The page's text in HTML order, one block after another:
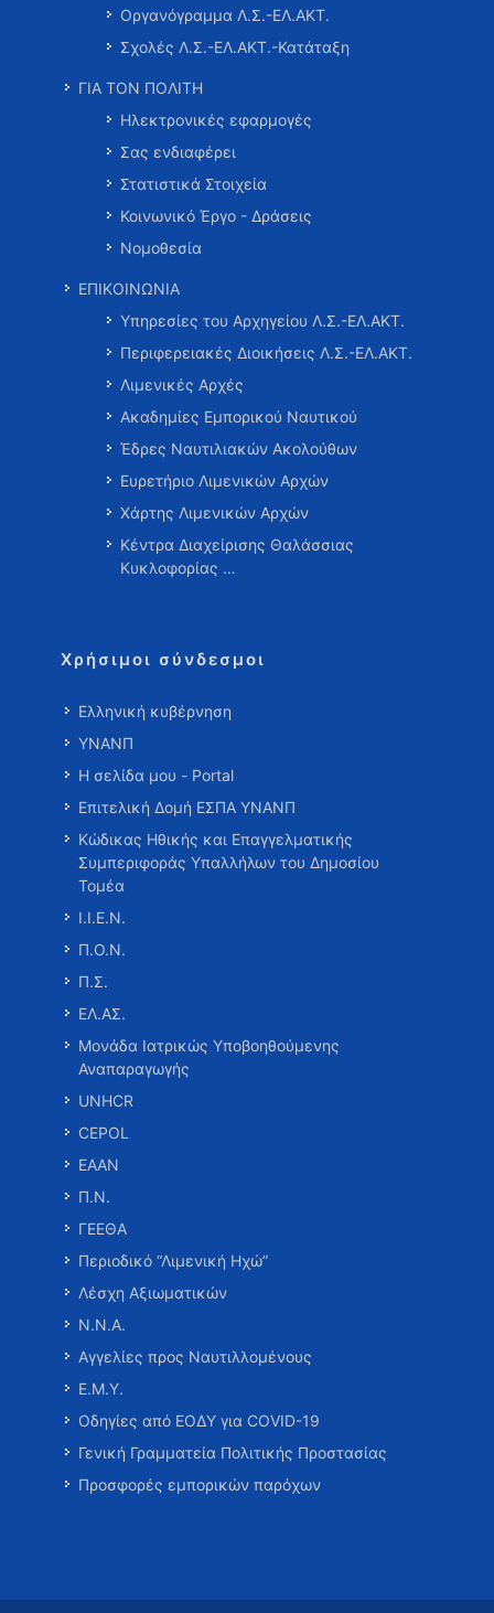
Οργανόγραμμα Λ.Σ.-ΕΛ.ΑΚΤ.
Σχολές Λ.Σ.-ΕΛ.ΑΚΤ.-Κατάταξη
ΓΙΑ ΤΟΝ ΠΟΛΙΤΗ
Ηλεκτρονικές εφαρμογές
Σας ενδιαφέρει
Στατιστικά Στοιχεία
Κοινωνικό Έργο - Δράσεις
Νομοθεσία
ΕΠΙΚΟΙΝΩΝΙΑ
Υπηρεσίες του Αρχηγείου Λ.Σ.-ΕΛ.ΑΚΤ.
Περιφερειακές Διοικήσεις Λ.Σ.-ΕΛ.ΑΚΤ.
Λιμενικές Αρχές
Ακαδημίες Εμπορικού Ναυτικού
Έδρες Ναυτιλιακών Ακολούθων
Ευρετήριο Λιμενικών Αρχών
Χάρτης Λιμενικών Αρχών
Κέντρα Διαχείρισης Θαλάσσιας
Κυκλοφορίας …
Χρήσιμοι σύνδεσμοι
Ελληνική κυβέρνηση
ΥΝΑΝΠ
Η σελίδα μου - Portal
Επιτελική Δομή ΕΣΠΑ ΥΝΑΝΠ
Κώδικας Ηθικής και Επαγγελματικής
Συμπεριφοράς Υπαλλήλων του Δημοσίου
Τομέα
Ι.Ι.Ε.Ν.
Π.Ο.Ν.
Π.Σ.
ΕΛ.ΑΣ.
Μονάδα Ιατρικώς Υποβοηθούμενης
Αναπαραγωγής
UNHCR
CEPOL
ΕΑΑΝ
Π.Ν.
ΓΕΕΘΑ
Περιοδικό “Λιμενική Ηχώ”
Λέσχη Αξιωματικών
Ν.Ν.Α.
Αγγελίες προς Ναυτιλλομένους
Ε.Μ.Υ.
Οδηγίες από ΕΟΔΥ για COVID-19
Γενική Γραμματεία Πολιτικής Προστασίας
Προσφορές εμπορικών παρόχων